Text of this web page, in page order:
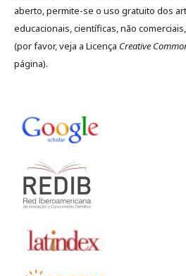
aberto, permite-se o uso gratuito dos
educacionais, científicas, não
(por favor, veja a Licença Creative
página).